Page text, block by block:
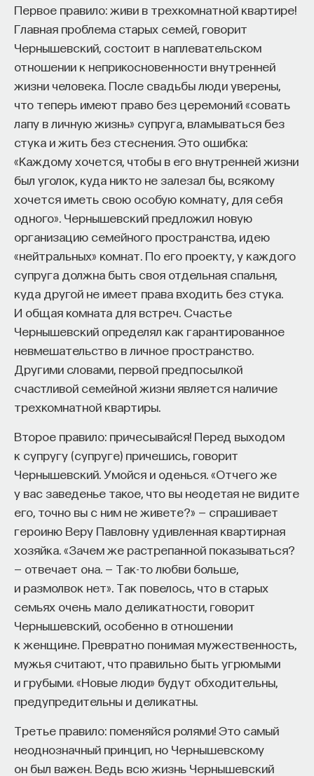
Первое правило: живи в трехкомнатной квартире!
Главная проблема старых семей, говорит
Чернышевский, состоит в наплевательском
отношении к неприкосновенности внутренней
жизни человека. После свадьбы люди уверены,
что теперь имеют право без церемоний «совать
лапу в личную жизнь» супруга, вламываться без
стука и жить без стеснения. Это ошибка:
«Каждому хочется, чтобы в его внутренней жизни
был уголок, куда никто не залезал бы, всякому
хочется иметь свою особую комнату, для себя
одного». Чернышевский предложил новую
организацию семейного пространства, идею
«нейтральных» комнат. По его проекту, у каждого
супруга должна быть своя отдельная спальня,
куда другой не имеет права входить без стука.
И общая комната для встреч. Счастье
Чернышевский определял как гарантированное
невмешательство в личное пространство.
Другими словами, первой предпосылкой
счастливой семейной жизни является наличие
трехкомнатной квартиры.
Второе правило: причесывайся! Перед выходом
к супругу (супруге) причешись, говорит
Чернышевский. Умойся и оденься. «Отчего же
у вас заведенье такое, что вы неодетая не видите
его, точно вы с ним не живете?» — спрашивает
героиню Веру Павловну удивленная квартирная
хозяйка. «Зачем же растрепанной показываться?
— отвечает она. — Так-то любви больше,
и размолвок нет». Так повелось, что в старых
семьях очень мало деликатности, говорит
Чернышевский, особенно в отношении
к женщине. Превратно понимая мужественность,
мужья считают, что правильно быть угрюмыми
и грубыми. «Новые люди» будут обходительны,
предупредительны и деликатны.
Третье правило: поменяйся ролями! Это самый
неоднозначный принцип, но Чернышевскому
он был важен. Ведь всю жизнь Чернышевский
основания, спорить и продумывать собственную
позицию, тогда студент действительно
продвигается. Решающее значение имеет
не объем общения и не тип задания, а характер
самой коммуникации».
«Мыслить как учёный» — подкаст основателя
ПостНауки Ивара Максутова о людях, которые
меняют мир. В каждом выпуске — разговоры
с исследователями, предпринимателями,
инвесторами и изобретателями. За десятки
эпизодов Ивар обсудил большие языковые
модели вместе с Михаилом Бурцевым, цифровые
данные в фармацевтике с Ириной Ефименко,
агротехнологии с Михаилом Тавером и много
других тем — от коучинга до фармакогенетики.
В будущих выпусках их список будет только
расширяться — слушайте подкаст наYouTube,
6/30/2026
НАД МАТЕРИАЛОМ РАБОТАЛИ
Ивар Максутов
издатель, сооснователь Редакционно-
издательского дома "ПостНаука", религиовед
Ульяна Раведовская
Сения Долгачева
редактор ПостНауки
ИСКУССТВЕННЫЙ ИНТЕЛЛЕКТ
220 публикаций